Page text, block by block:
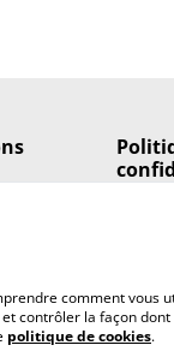
comment vous
contrôler la façon
politique de cookies.